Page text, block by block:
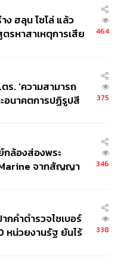
ที่ชั้น 4 หอศิลป
ตั้งแต่วันนี้ – 31
. (ปิดวันจันทร์)
ง ฮลุน โซโล่ แล้ว
รหาสาเหตุการเสีย
464
ร. ‘ความสามารถ
อนาคตการปฏิรูปสี
375
ล้องส่องพระ
จากสัญญา
แบรนด์
346
ากคำตำรวจไซเบอร์
หน่วยงานรัฐ ยันไร้
338